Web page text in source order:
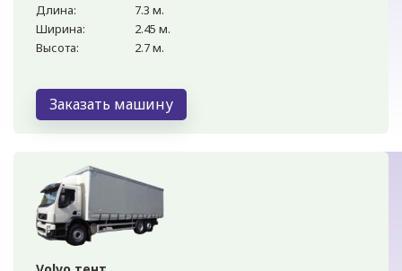
Длина:
7.3 м.
Ширина:
2.45 м.
Высота:
2.7 м.
Заказать машину